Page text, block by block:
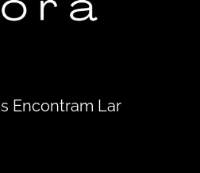
Encontram Lar